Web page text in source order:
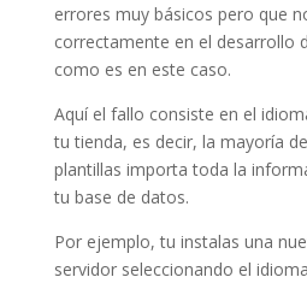
errores muy básicos pero que
correctamente en el desarrollo
como es en este caso.
Aquí el fallo consiste en el
tu tienda, es decir, la mayoría
plantillas importa toda la
tu base de datos.
Por ejemplo, tu instalas una
servidor seleccionando el